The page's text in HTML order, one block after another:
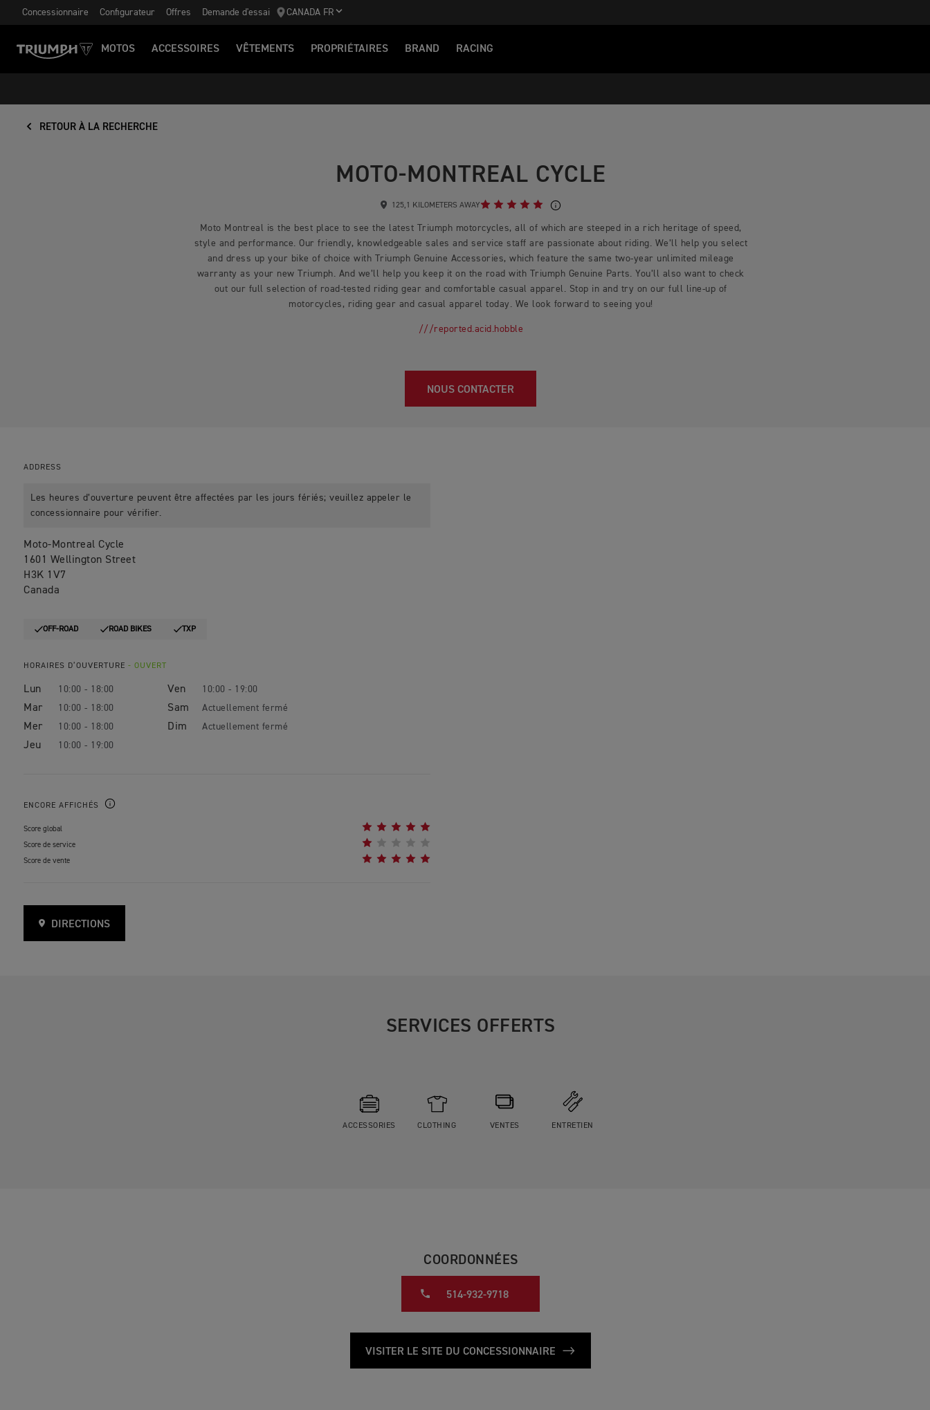
Concessionnaire Configurateur Offres Demande d'essai CANADA FR
MOTOS ACCESSOIRES VÊTEMENTS PROPRIÉTAIRES BRAND RACING
RETOUR À LA RECHERCHE
MOTO-MONTREAL CYCLE
125,1 KILOMETERS AWAY
Moto Montreal is the best place to see the latest Triumph motorcycles, all of which are steeped in a rich heritage of speed,
style and performance. Our friendly, knowledgeable sales and service staff are passionate about riding. We’ll help you select
and dress up your bike of choice with Triumph Genuine Accessories, which feature the same two-year unlimited mileage
warranty as your new Triumph. And we’ll help you keep it on the road with Triumph Genuine Parts. You’ll also want to check
out our full selection of road-tested riding gear and comfortable casual apparel. Stop in and try on our full line-up of
motorcycles, riding gear and casual apparel today. We look forward to seeing you!
///reported.acid.hobble
NOUS CONTACTER
ADDRESS
Les heures d’ouverture peuvent être affectées par les jours fériés; veuillez appeler le
concessionnaire pour vérifier.
Moto-Montreal Cycle
1601 Wellington Street
H3K 1V7
Canada
OFF-ROAD ROAD BIKES TXP
HORAIRES D’OUVERTURE - OUVERT
Lun 10:00 - 18:00
Mar 10:00 - 18:00
Mer 10:00 - 18:00
Jeu 10:00 - 19:00
Ven 10:00 - 19:00
Sam
Dim
ENCORE AFFICHÉS
Score global
Score de service
Score de vente
DIRECTIONS
SERVICES OFFERTS
ACCESSORIES CLOTHING VENTES ENTRETIEN
COORDONNÉES
514-932-9718
VISITER LE SITE DU CONCESSIONNAIRE